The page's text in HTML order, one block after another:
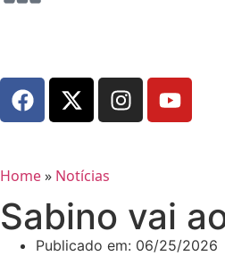
Home» Notícias
Sabino vai
Publicado em: 06/25/2026